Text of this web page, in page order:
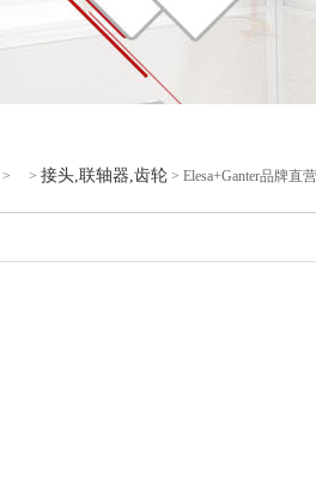
> 接头,联轴器,齿轮 > Elesa+Ganter品牌直